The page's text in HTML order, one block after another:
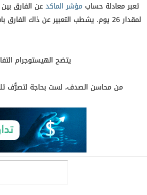
تعبر معادلة حساب مؤشر الماكد
لمقدار 26 يوم. يشطب التعبير عن ذاك
يتضح الهيستوجرام
من محاسن الصدف، لست بحاجة لتصرُّف تلك